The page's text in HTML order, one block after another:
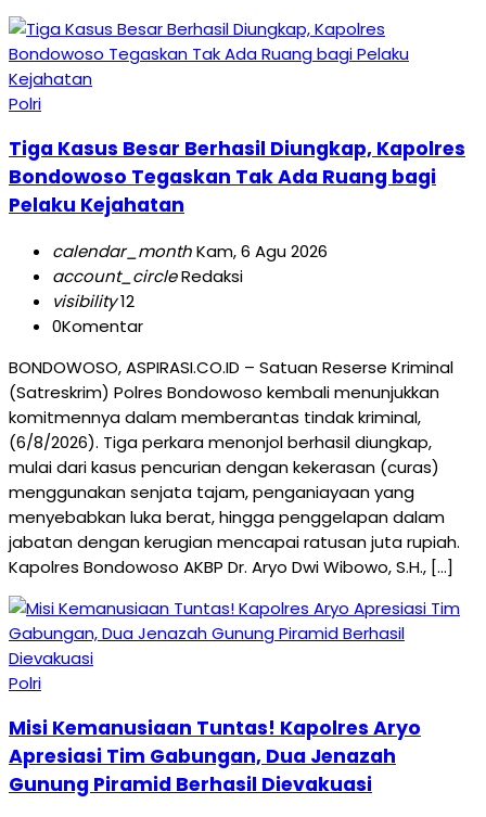
Polri
Tiga Kasus Besar Berhasil Diungkap, Kapolres
Bondowoso Tegaskan Tak Ada Ruang bagi
Pelaku Kejahatan
calendar_monthKam, 6 Agu 2026
account_circleRedaksi
visibility12
0Komentar
BONDOWOSO, ASPIRASI.CO.ID – Satuan Reserse Kriminal
(Satreskrim) Polres Bondowoso kembali menunjukkan
komitmennya dalam memberantas tindak kriminal,
(6/8/2026). Tiga perkara menonjol berhasil diungkap,
mulai dari kasus pencurian dengan kekerasan (curas)
menggunakan senjata tajam, penganiayaan yang
menyebabkan luka berat, hingga penggelapan dalam
jabatan dengan kerugian mencapai ratusan juta rupiah.
Kapolres Bondowoso AKBP Dr. Aryo Dwi Wibowo, S.H., […]
Polri
Misi Kemanusiaan Tuntas! Kapolres Aryo
Apresiasi Tim Gabungan, Dua Jenazah
Gunung Piramid Berhasil Dievakuasi